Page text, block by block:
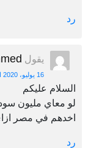
رد
يقول
16 يوليو، 2020 الساعة 10:34 ص
السلام عليكم
لو معاي مليون
اخدهم في مصر
رد